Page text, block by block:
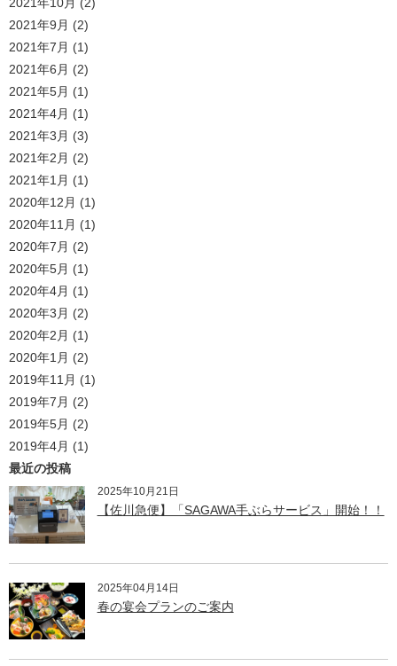
2021年10月 (2)
2021年9月 (2)
2021年7月 (1)
2021年6月 (2)
2021年5月 (1)
2021年4月 (1)
2021年3月 (3)
2021年2月 (2)
2021年1月 (1)
2020年12月 (1)
2020年11月 (1)
2020年7月 (2)
2020年5月 (1)
2020年4月 (1)
2020年3月 (2)
2020年2月 (1)
2020年1月 (2)
2019年11月 (1)
2019年7月 (2)
2019年5月 (2)
2019年4月 (1)
最近の投稿
2025年10月21日
【佐川急便】「SAGAWA手ぶらサービス」開始！！
2025年04月14日
春の宴会プランのご案内